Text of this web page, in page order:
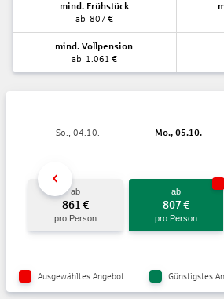
mind. Frühstück
ab 807 €
mind. Vollpension
ab 1.061 €
So., 04.10.
ab
861 €
pro Person
Mo., 05.10.
ab
807 €
pro Person
Ausgewähltes Angebot Günstigstes